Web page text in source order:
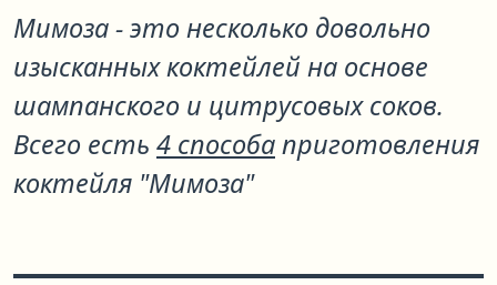
Мимоза - это несколько довольно
изысканных коктейлей на основе
шампанского и цитрусовых соков.
Всего есть 4 способаприготовления
коктейля "Мимоза"